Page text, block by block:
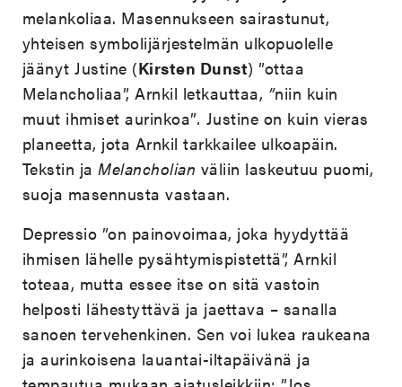
melankoliaa. Masennukseen sairastunut,
yhteisen symbolijärjestelmän ulkopuolelle
jäänyt Justine (Kirsten Dunst) ”ottaa
Melancholiaa”, Arnkil letkauttaa, ”niin kuin
muut ihmiset aurinkoa”. Justine on kuin vieras
planeetta, jota Arnkil tarkkailee ulkoapäin.
Tekstin ja Melancholian väliin laskeutuu puomi,
suoja masennusta vastaan.
Depressio ”on painovoimaa, joka hyydyttää
ihmisen lähelle pysähtymispistettä”, Arnkil
toteaa, mutta essee itse on sitä vastoin
helposti lähestyttävä ja jaettava – sanalla
sanoen tervehenkinen. Sen voi lukea raukeana
ja aurinkoisena lauantai-iltapäivänä ja